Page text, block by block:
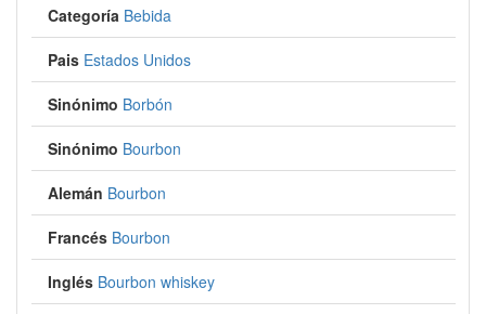
Categoría Bebida
Pais Estados Unidos
Sinónimo Borbón
Sinónimo Bourbon
Alemán Bourbon
Francés Bourbon
Inglés Bourbon whiskey